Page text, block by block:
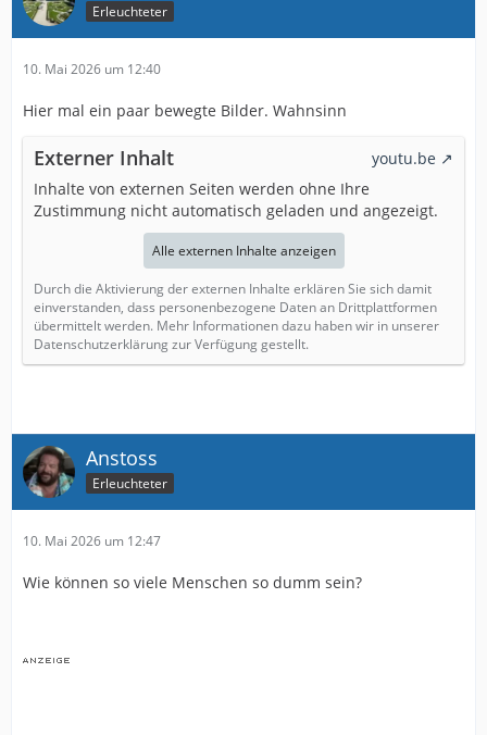
Erleuchteter
10. Mai 2026 um 12:40
Hier mal ein paar bewegte Bilder. Wahnsinn
Externer Inhalt
youtu.be
Inhalte von externen Seiten werden ohne Ihre
Zustimmung nicht automatisch geladen und angezeigt.
Alle externen Inhalte anzeigen
Durch die Aktivierung der externen Inhalte erklären Sie sich damit
einverstanden, dass personenbezogene Daten an Drittplattformen
übermittelt werden. Mehr Informationen dazu haben wir in unserer
Datenschutzerklärung zur Verfügung gestellt.
Anstoss
Erleuchteter
10. Mai 2026 um 12:47
Wie können so viele Menschen so dumm sein?